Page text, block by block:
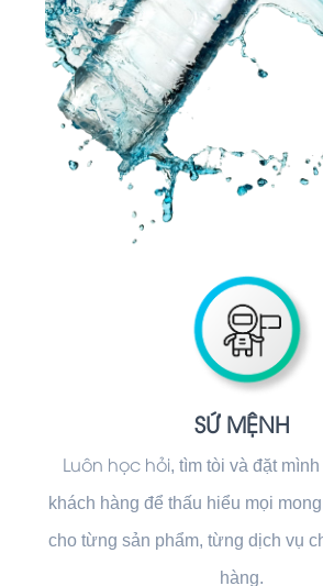
SỨ MỆNH
Luôn học hỏi, tìm tòi và đặt
khách hàng để thấu hiểu mọi
cho từng sản phẩm, từng dịch vụ
hàng.